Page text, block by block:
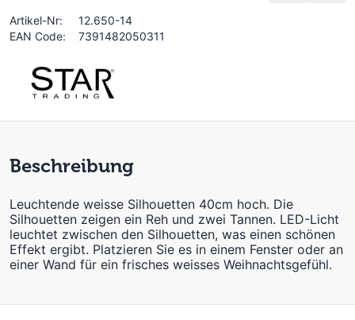
Artikel-Nr:
12.650-14
EAN Code:
7391482050311
Beschreibung
Leuchtende weisse Silhouetten 40cm hoch. Die
Silhouetten zeigen ein Reh und zwei Tannen. LED-Licht
leuchtet zwischen den Silhouetten, was einen schönen
Effekt ergibt. Platzieren Sie es in einem Fenster oder an
einer Wand für ein frisches weisses Weihnachtsgefühl.